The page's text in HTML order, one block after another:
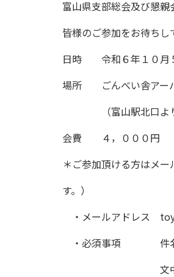
富山県支部総会及び懇親
皆様のご参加をお待ちし
日時 令和６年１０月
場所 ごんべい舎アー
（富山駅北口より徒
会費 ４，０００円
＊ご参加頂ける方はメ
す。）
・メールアドレス
・必須事項 件名に
文中には、①お